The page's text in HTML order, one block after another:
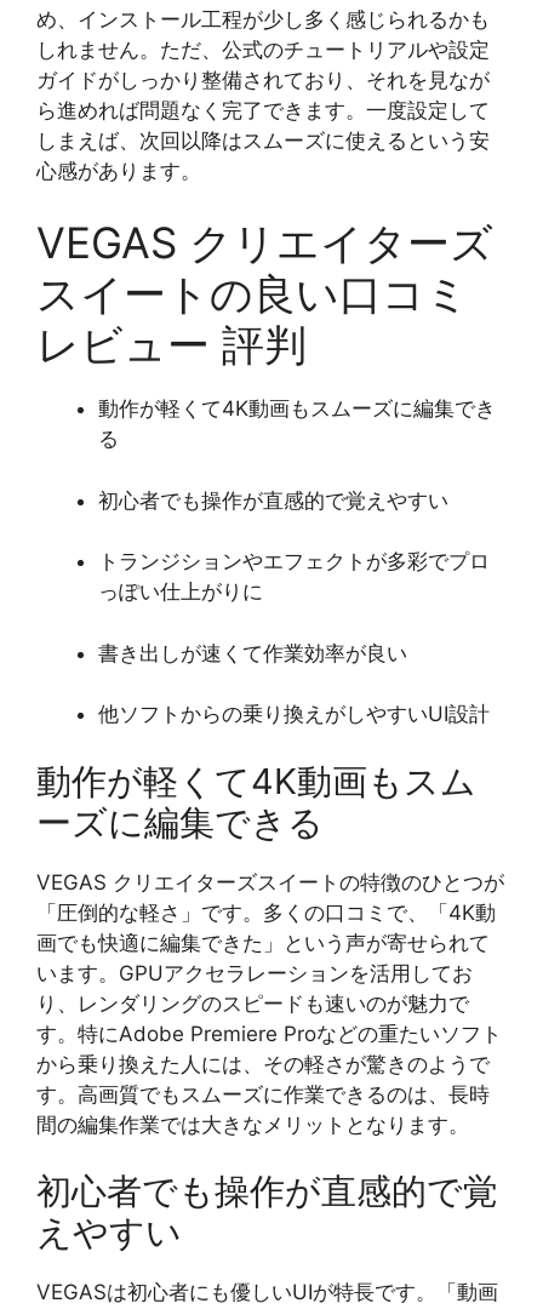
め、インストール工程が少し多く感じられるかも
しれません。ただ、公式のチュートリアルや設定
ガイドがしっかり整備されており、それを見なが
ら進めれば問題なく完了できます。一度設定して
しまえば、次回以降はスムーズに使えるという安
心感があります。
VEGAS クリエイターズ
スイートの良い口コミ
レビュー 評判
動作が軽くて4K動画もスムーズに編集でき
る
初心者でも操作が直感的で覚えやすい
トランジションやエフェクトが多彩でプロ
っぽい仕上がりに
書き出しが速くて作業効率が良い
他ソフトからの乗り換えがしやすいUI設計
動作が軽くて4K動画もスム
ーズに編集できる
VEGAS クリエイターズスイートの特徴のひとつが
「圧倒的な軽さ」です。多くの口コミで、「4K動
画でも快適に編集できた」という声が寄せられて
います。GPUアクセラレーションを活用してお
り、レンダリングのスピードも速いのが魅力で
す。特にAdobe Premiere Proなどの重たいソフト
から乗り換えた人には、その軽さが驚きのようで
す。高画質でもスムーズに作業できるのは、長時
間の編集作業では大きなメリットとなります。
初心者でも操作が直感的で覚
えやすい
VEGASは初心者にも優しいUIが特長です。「動画